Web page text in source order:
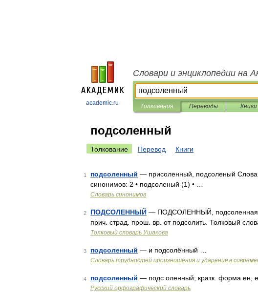
academic.ru
Словари и энциклопедии на
Толкования Переводы Книги
подсоленный
Толкование Перевод Книги
1 подсоленный — присоленный, подсоленый
синонимов: 2 • подсоленый (1) • …
Словарь синонимов
2 ПОДСОЛЕННЫЙ — ПОДСОЛЕННЫЙ, подсоленная,
прич. страд. прош. вр. от подсолить. Толковый
Толковый словарь Ушакова
3 подсоленный — и подсолённый …
Словарь трудностей произношения и ударения в
4 подсоленный — подс оленный; кратк. форма ен,
Русский орфографический словарь